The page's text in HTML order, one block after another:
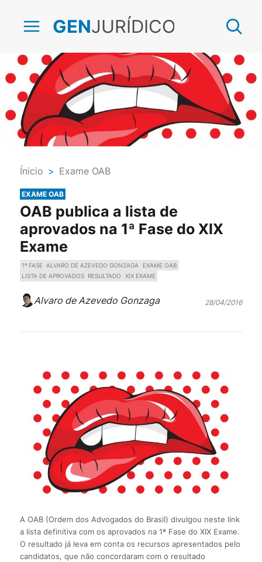
GENJURÍDICO
Ínicio > Exame OAB
EXAME OAB
OAB publica a lista de
aprovados na 1ª Fase do XIX
Exame
1ª FASE ALVARO DE AZEVEDO GONZAGA
EXAME OAB
LISTA DE APROVADOS
RESULTADO XIX EXAME
Alvaro de Azevedo Gonzaga 28/04/2016
A OAB (Ordem dos Advogados do Brasil) divulgou neste link
a lista definitiva com os aprovados na 1ª Fase do XIX Exame.
O resultado já leva em conta os recursos apresentados pelo
candidatos, que não concordaram com o resultado